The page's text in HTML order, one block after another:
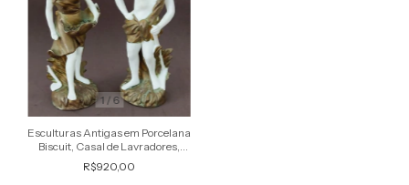
1/ 6
Esculturas Antigas em Porcelana
Biscuit, Casal de Lavradores,
Estilo Art Nouveau
R$920,00